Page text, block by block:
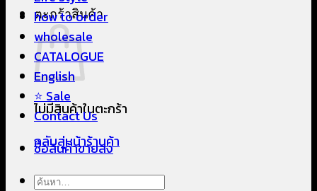
ตะกร้าสินค้า
ไม่มีสินค้าในตะกร้า
กลับสู่หน้าร้านค้า
how to order
wholesale
CATALOGUE
English
⭐ Sale
Contact Us
ซื้อสินค้าขายส่ง
ค้นหา: